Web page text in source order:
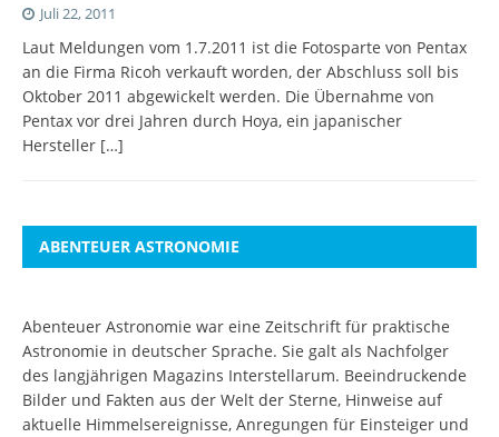
Juli 22, 2011
Laut Meldungen vom 1.7.2011 ist die Fotosparte von Pentax
an die Firma Ricoh verkauft worden, der Abschluss soll bis
Oktober 2011 abgewickelt werden. Die Übernahme von
Pentax vor drei Jahren durch Hoya, ein japanischer
Hersteller […]
ABENTEUER ASTRONOMIE
Abenteuer Astronomie war eine Zeitschrift für praktische
Astronomie in deutscher Sprache. Sie galt als Nachfolger
des langjährigen Magazins Interstellarum. Beeindruckende
Bilder und Fakten aus der Welt der Sterne, Hinweise auf
aktuelle Himmelsereignisse, Anregungen für Einsteiger und